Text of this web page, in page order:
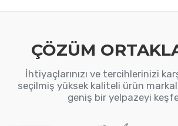
ÇÖZÜM
İhtiyaçlarınızı ve tercihlerinizi
seçilmiş yüksek kaliteli ürün
geniş bir yelpazeyi